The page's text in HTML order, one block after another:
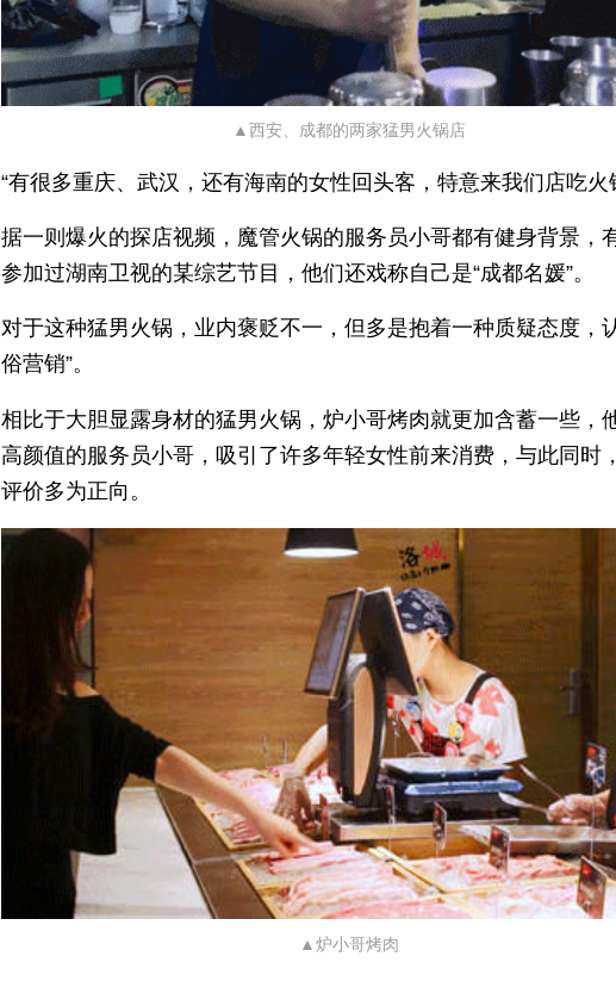
▲西安、成都的两家猛男火锅店
“有很多重庆、武汉，还有海南的女性回头客，特意来我们店吃火
据一则爆火的探店视频，魔管火锅的服务员小哥都有健身背景，
参加过湖南卫视的某综艺节目，他们还戏称自己是“成都名媛”。
对于这种猛男火锅，业内褒贬不一，但多是抱着一种质疑态度，
俗营销”。
相比于大胆显露身材的猛男火锅，炉小哥烤肉就更加含蓄一些，
高颜值的服务员小哥，吸引了许多年轻女性前来消费，与此同时
评价多为正向。
▲炉小哥烤肉